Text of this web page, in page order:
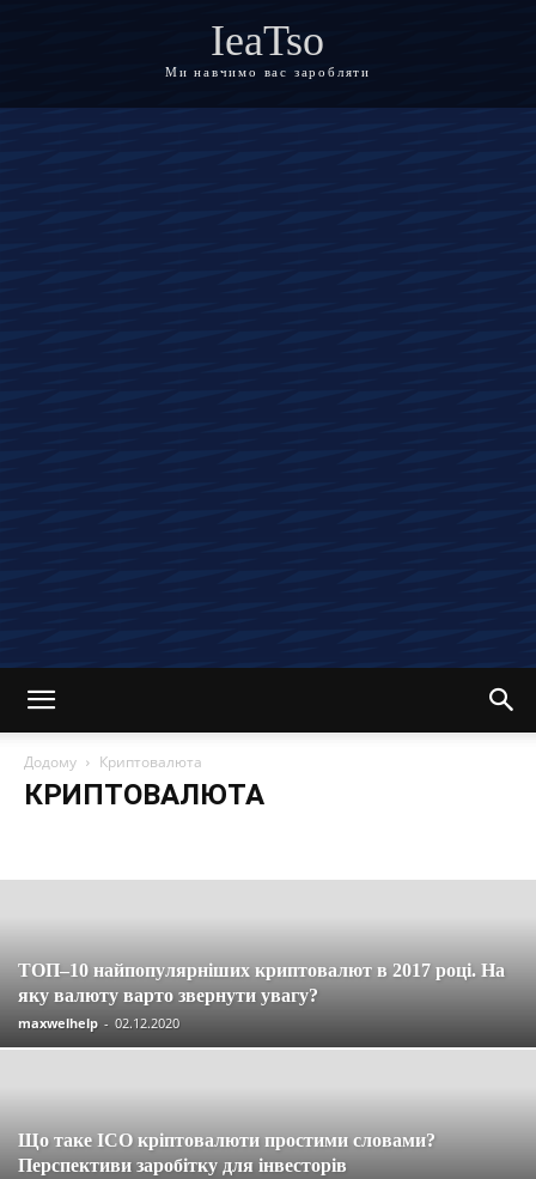
IeaTso
Ми навчимо вас заробляти
Додому Криптовалюта
КРИПТОВАЛЮТА
ТОП–10 найпопулярніших криптовалют в 2017 році. На
яку валюту варто звернути увагу?
maxwelhelp - 02.12.2020
Що таке ICO кріптовалюти простими словами?
Перспективи заробітку для інвесторів